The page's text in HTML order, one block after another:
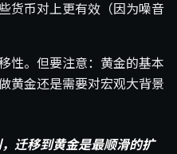
货币对上更有效（因为噪音
性。但要注意：黄金的基本
黄金还是需要对宏观大背景
迁移到黄金是最顺滑的扩